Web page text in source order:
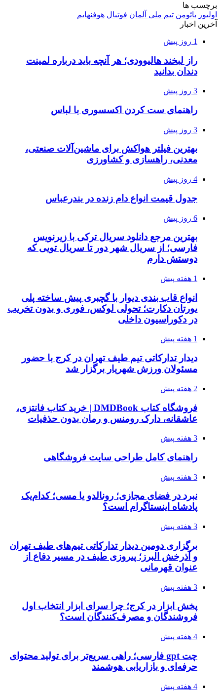
برچسب ها
اولیور بائومن تیم ملی آلمان فوتبال هوفنهایم
آخرین اخبار
1 روز پیش
راز لبخند هالیوودی؛ هر آنچه باید درباره لمینت
دندان بدانید
3 روز پیش
راهنمای ست کردن اکسسوری با لباس
3 روز پیش
بهترین فیلتر هواکش برای ماشین‌آلات صنعتی،
معدنی، راهسازی و کشاورزی
4 روز پیش
جدول قیمت انواع دام زنده در بندرعباس
6 روز پیش
بهترین مرجع دانلود سریال ترکی با زیرنویس
فارسی؛ از سریال شهر دور تا سریال تویی که
دوستش دارم
1 هفته پیش
انواع قاب بندی دیوار با گچبری پیش ساخته پلی
یورتان دکارت؛ تحولی لوکس، فوری و بدون تخریب
در دکوراسیون داخلی
1 هفته پیش
دیدار تدارکاتی تیم طیف تهران در کرج با حضور
مسئولان ورزش شهریار برگزار شد
2 هفته پیش
فروشگاه کتاب DMDBook | خرید کتاب فانتزی،
عاشقانه، دارک رومنس و رمان بدون حذفیات
3 هفته پیش
راهنمای کامل طراحی سایت فروشگاهی
3 هفته پیش
نبرد در فضای مجازی؛ رونالدو یا مسی؛ کدام‌یک
پادشاه اینستاگرام است؟
3 هفته پیش
برگزاری دومین دیدار تدارکاتی تیم‌های طیف تهران
و آذرخش البرز؛ پیروزی طیف در مسیر دفاع از
عنوان قهرمانی
3 هفته پیش
پخش ابزار در کرج؛ چرا سرای ابزار انتخاب اول
فروشندگان و مصرف‌کنندگان است؟
4 هفته پیش
چت gpt فارسی؛ راهی سریع‌تر برای تولید محتوای
حرفه‌ای و بازاریابی هوشمند
4 هفته پیش